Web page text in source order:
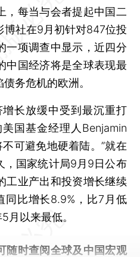
，每当与会者提起中国二
博社在9月初针对847位投
一项调查中显示，近四分
中国经济将是全球表现最
务危机的欧洲。
长放缓中受到最沉重打
国基金经理人Benjamin
可避免地硬着陆。”就在
，国家统计局9月9日公布
工业产出和投资增长继续
同比增长8.9%，比7月低
月以来最低。
随时查阅全球及中国宏观